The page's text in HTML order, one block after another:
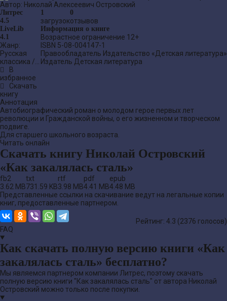
Автор: Николай Алексеевич Островский
Литрес
4.5
LiveLib
4.1
Жанр:
Русская
классика /
Советская
литература
В
избранное
Скачать
книгу
1
загрузок
0
отзывов
Информация о книге
Возрастное ограничение 12+
ISBN 5-08-004147-1
Правообладатель Издательство «Детская литература»
Издатель Детская литература
Аннотация
Автобиографический роман о молодом герое первых лет
революции и Гражданской войны, о его жизненном и творческом
подвиге.
Для старшего школьного возраста.
Читать онлайн
Скачать книгу Николай Островский
«Как закалялась сталь»
fb2
3.62 MB
txt
731.59 KB
rtf
3.98 MB
pdf
4.41 MB
epub
4.48 MB
Представленные ссылки на скачивание ведут на легальные копии
книг, предоставленные партнером.
Рейтинг: 4.3 (2376 голосов)
FAQ
Как скачать полную версию книги «Как
закалялась сталь» бесплатно?
Мы являемся партнером компании Литрес, поэтому скачать
полную версию книги "Как закалялась сталь" от автора Николай
Островский можно только после покупки.